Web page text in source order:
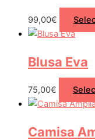
99,00€
Blusa Eva
75,00€
Camisa